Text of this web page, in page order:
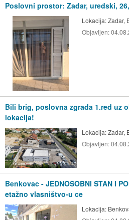
Poslovni prostor: Zadar, uredski,
Lokacija:Zadar,
Objavljen:
Bili brig, poslovna zgrada 1.red uz
lokacija!
Lokacija:Zadar,
Objavljen:
Benkovac - JEDNOSOBNI STAN I
etažno vlasništvo-u ce
Lokacija: